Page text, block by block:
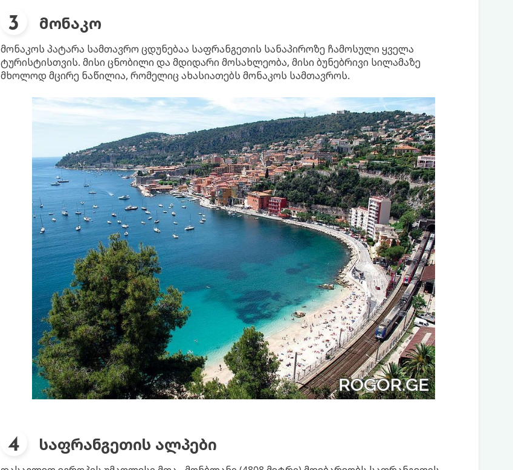
მონაკო
მონაკოს პატარა სამთავრო ცდუნებაა საფრანგეთის სანაპიროზე ჩამოსული ყველა
ტურისტისთვის. მისი ცნობილი და მდიდარი მოსახლეობა, მისი ბუნებრივი სილამაზე
მხოლოდ მცირე ნაწილია, რომელიც ახასიათებს მონაკოს სამთავროს.
საფრანგეთის ალპები